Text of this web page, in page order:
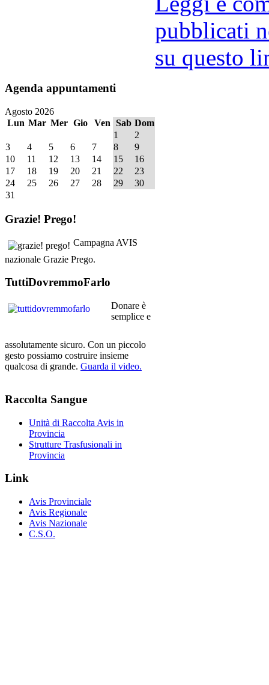
pubblicati
su questo
Agenda appuntamenti
Agosto 2026
Lun Mar Mer Gio Ven Sab Dom
1
2
3
4 5 6 7 8
9
10
11 12 13 14 15
16
17
18 19 20 21 22
23
24
25 26 27 28 29
30
31
Grazie! Prego!
Campagna AVIS
nazionale Grazie Prego.
TuttiDovremmoFarlo
Donare è
semplice e
assolutamente sicuro. Con un piccolo
gesto possiamo costruire insieme
qualcosa di grande. Guarda il video.
Raccolta Sangue
Unità di Raccolta Avis in
Provincia
Strutture Trasfusionali in
Provincia
Link
Avis Provinciale
Avis Regionale
Avis Nazionale
C.S.O.